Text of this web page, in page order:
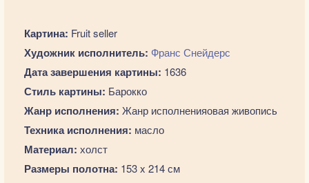
Картина: Fruit seller
Художник исполнитель: Франс Снейдерс
Дата завершения картины: 1636
Стиль картины: Барокко
Жанр исполнения: Жанр исполненияовая живопись
Техника исполнения: масло
Материал: холст
Размеры полотна: 153 x 214 см